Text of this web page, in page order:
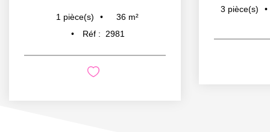
1 pièce(s) 36 m²
Réf :
2981
3 pièce(s)